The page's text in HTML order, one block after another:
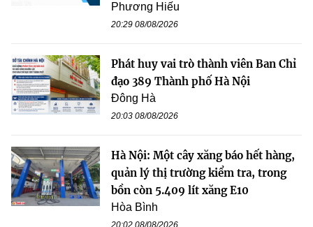
Phương Hiếu
20:29 08/08/2026
Phát huy vai trò thành viên Ban Chỉ
đạo 389 Thành phố Hà Nội
Đông Hà
20:03 08/08/2026
Hà Nội: Một cây xăng báo hết hàng,
quản lý thị trường kiểm tra, trong
bồn còn 5.409 lít xăng E10
Hòa Bình
20:02 08/08/2026